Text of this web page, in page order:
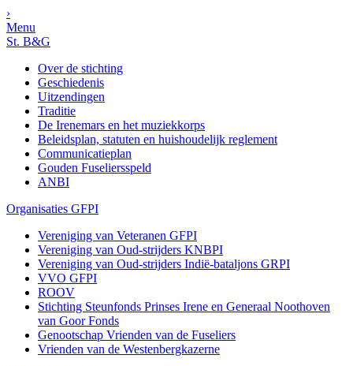
›
Menu
St. B&G
Over de stichting
Geschiedenis
Uitzendingen
Traditie
De Irenemars en het muziekkorps
Beleidsplan, statuten en huishoudelijk reglement
Communicatieplan
Gouden Fuseliersspeld
ANBI
Organisaties GFPI
Vereniging van Veteranen GFPI
Vereniging van Oud-strijders KNBPI
Vereniging van Oud-strijders Indië-bataljons GRPI
VVO GFPI
ROOV
Stichting Steunfonds Prinses Irene en Generaal Noothoven
van Goor Fonds
Genootschap Vrienden van de Fuseliers
Vrienden van de Westenbergkazerne